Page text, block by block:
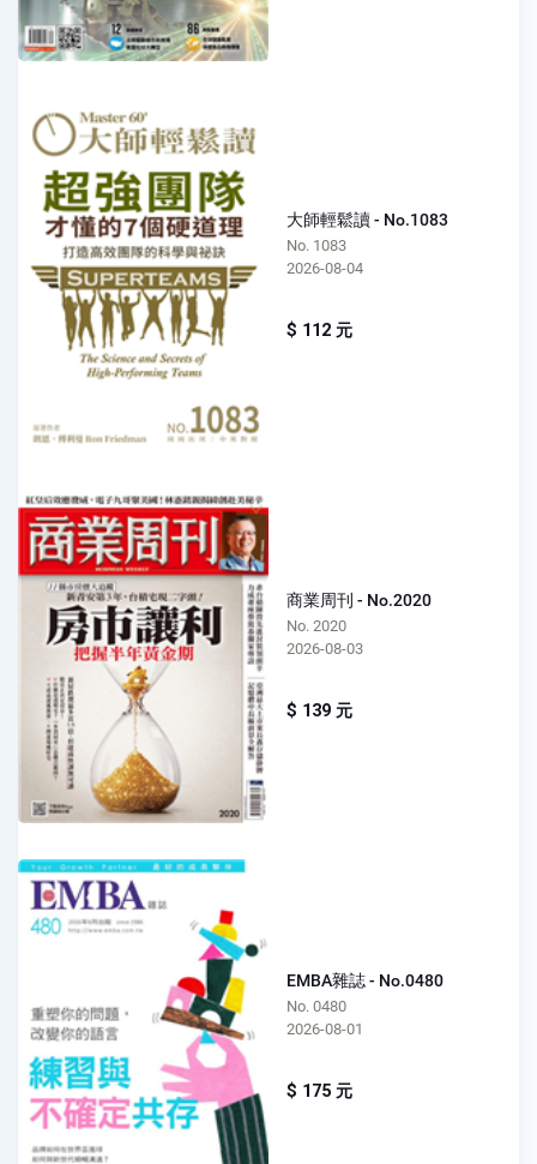
大師輕鬆讀 - No.1083
No. 1083
2026-08-04
$ 112 元
商業周刊 - No.2020
No. 2020
2026-08-03
$ 139 元
EMBA雜誌 - No.0480
No. 0480
2026-08-01
$ 175 元